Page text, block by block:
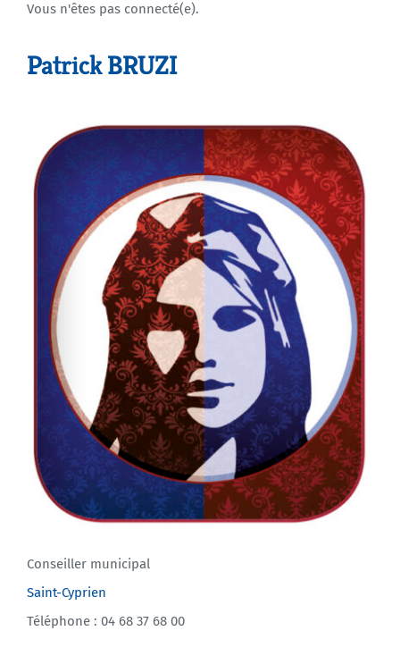
Agenda
Vous n'êtes pas connecté(e).
Patrick BRUZI
Conseiller municipal
Saint-Cyprien
Téléphone : 04 68 37 68 00